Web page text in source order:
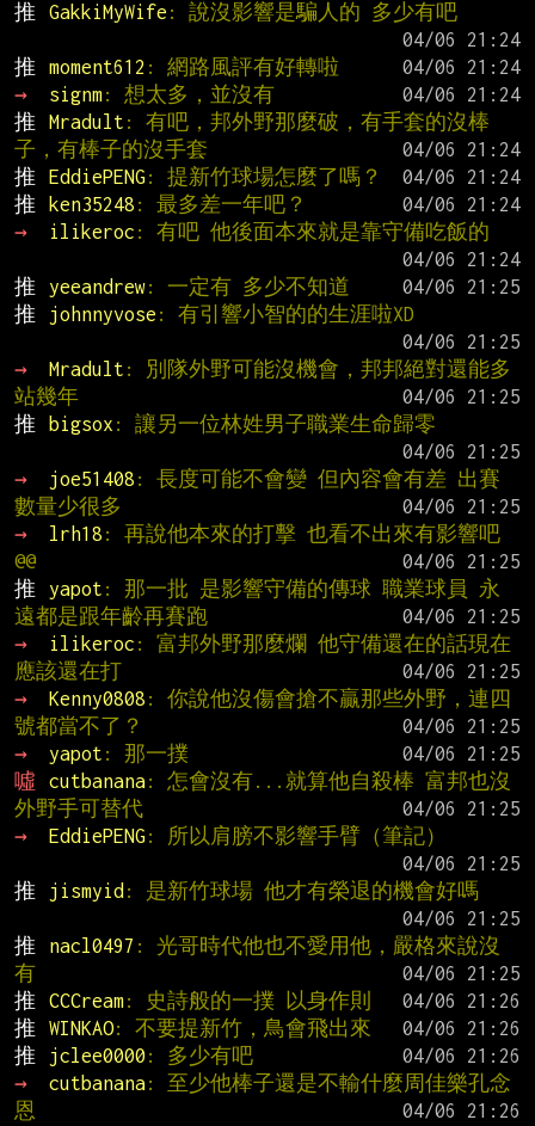
推
GakkiMyWife : 說沒影響是騙人的 多少有吧
推
moment612 : 網路風評有好轉啦
→
signm: 想太多，並沒有
推
Mradult : 有吧，邦外野那麼破，有手套的沒棒
子，有棒子的沒手套
推
EddiePENG: 提新竹球場怎麼了嗎？
推
ken35248 : 最多差一年吧？
→
ilikeroc : 有吧 他後面本來就是靠守備吃飯的
推
yeeandrew: 一定有 多少不知道
推
johnnyvose : 有引響小智的的生涯啦XD
→
Mradult : 別隊外野可能沒機會，邦邦絕對還能多
站幾年
推
bigsox : 讓另一位林姓男子職業生命歸零
→
joe51408 : 長度可能不會變 但內容會有差 出賽
數量少很多
→
lrh18 : 再說他本來的打擊 也看不出來有影響吧
@@
推
yapot : 那一批 是影響守備的傳球 職業球員 永
遠都是跟年齡再賽跑
→
ilikeroc : 富邦外野那麼爛 他守備還在的話現在
應該還在打
→
Kenny0808 : 你說他沒傷會搶不贏那些外野，連四
號都當不了？
→
yapot : 那一撲
噓
cutbanana: 怎會沒有...就算他自殺棒 富邦也沒
外野手可替代
→
EddiePENG: 所以肩膀不影響手臂（筆記）
推
jismyid : 是新竹球場 他才有榮退的機會好嗎
推
nacl0497 : 光哥時代他也不愛用他，嚴格來說沒
有
推
CCCream: 史詩般的一撲 以身作則
推
WINKAO: 不要提新竹，鳥會飛出來
推
jclee0000 : 多少有吧
→
cutbanana: 至少他棒子還是不輸什麼周佳樂孔念
恩